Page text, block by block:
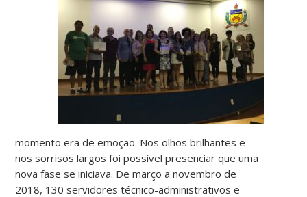
momento era de emoção. Nos olhos brilhantes e
nos sorrisos largos foi possível presenciar que uma
nova fase se iniciava. De março a novembro de
2018, 130 servidores técnico-administrativos e